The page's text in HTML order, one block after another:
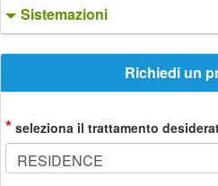
Sistemazioni
Richiedi un
* seleziona il trattamento